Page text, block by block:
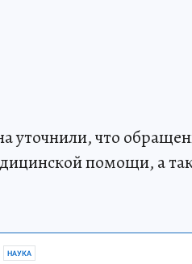
уточнили, что
помощи, а
НАУКА